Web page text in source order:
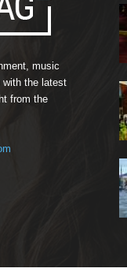
music
with the latest
from the